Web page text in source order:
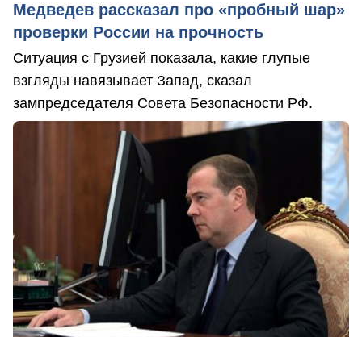
Медведев рассказал про «пробный шар»
проверки России на прочность
Ситуация с Грузией показала, какие глупые
взгляды навязывает Запад, сказал
зампредседателя Совета Безопасности РФ.